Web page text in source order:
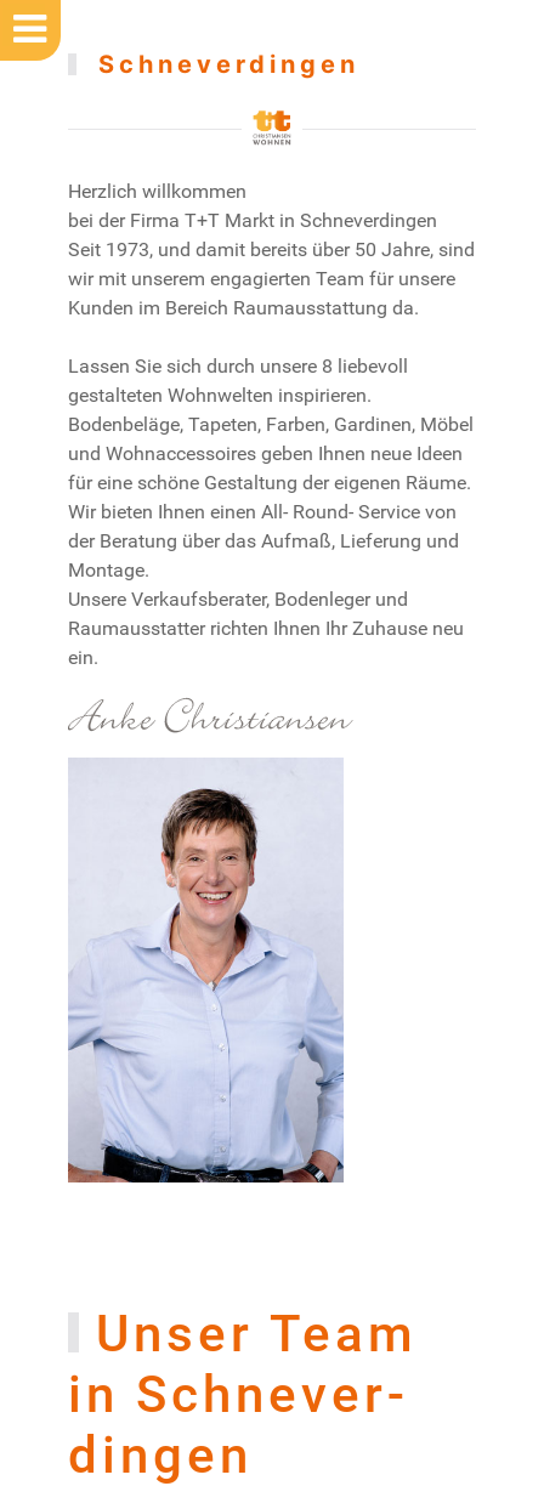
Schnever­dingen
Herzlich willkommen
bei der Firma T+T Markt in Schneverdingen
Seit 1973, und damit bereits über 50 Jahre, sind
wir mit unserem engagierten Team für unsere
Kunden im Bereich Raumausstattung da.
Lassen Sie sich durch unsere 8 liebevoll
gestalteten Wohnwelten inspirieren.
Bodenbeläge, Tapeten, Farben, Gardinen, Möbel
und Wohnaccessoires geben Ihnen neue Ideen
für eine schöne Gestaltung der eigenen Räume.
Wir bieten Ihnen einen All- Round- Service von
der Beratung über das Aufmaß, Lieferung und
Montage.
Unsere Verkaufsberater, Bodenleger und
Raumausstatter richten Ihnen Ihr Zuhause neu
ein.
Unser Team
in Schnever­
dingen